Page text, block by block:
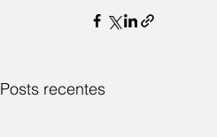
Posts recentes